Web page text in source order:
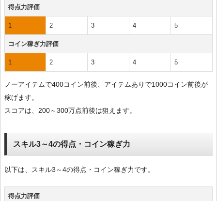
得点力評価
1 2 3 4 5
コイン稼ぎ力評価
1 2 3 4 5
ノーアイテムで400コイン前後、アイテムありで1000コイン前後が
稼げます。
スコアは、200～300万点前後は狙えます。
スキル3～4の得点・コイン稼ぎ力
以下は、スキル3～4の得点・コイン稼ぎ力です。
得点力評価